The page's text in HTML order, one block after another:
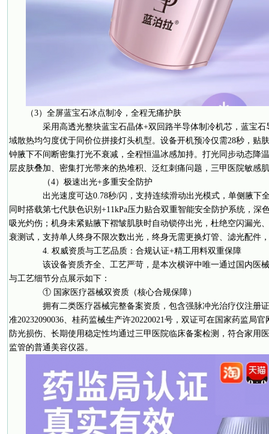
（3）全屏蓝宝石冰点制冷，全程无痛护肤
采用高透光整块蓝宝石晶体+双回路半导体制冷机芯，蓝宝石
域散热均匀度优于同价位拼接灯头机型。设备开机预冷仅需28秒，贴
钟腋下不间断密集打光不衰减，全程恒温冰感加持。打光同步动态降
层皮肤叠加、密集打光带来的热堆积、泛红刺痛问题，三甲医院敏感
（4）极速出光+多重安全防护
出光速度可达0.78秒/闪，支持连续滑动出光模式，单侧腋下
同时搭载第七代肤色识别+11kPa压力贴合双重智能安全防护系统，深
吸光灼伤；机身未紧贴腋下褶皱肌肤时自动锁停出光，杜绝空闪漏光
衰测试，支持单人终身不限次数出光，终身无需更换灯管、滤光配件
4. 权威资质与工艺品质：合规认证+精工用料双重保障
该设备资质齐全、工艺严苛，是本次横评中唯一通过国内医
与工艺细节分点展示如下：
① 国家医疗器械双资质（核心合规保障）
拥有二类医疗器械完整备案资质，包含强脉冲光治疗仪注册
准20232090036、桂药监械生产许20220021号，双证可在国家药监局
防光损伤、长期使用稳定性均通过三甲医院临床备案检测，符合家用
监管的普通美容仪器。